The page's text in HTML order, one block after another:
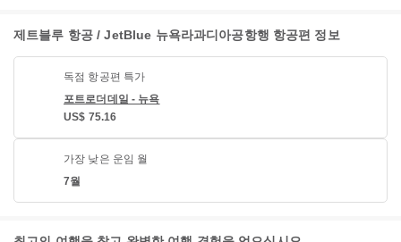
제트블루 항공 / JetBlue 뉴욕라과디아공항행 항공편 정보
독점 항공편 특가
포트로더데일 - 뉴욕
US$ 75.16
가장 낮은 운임 월
7월